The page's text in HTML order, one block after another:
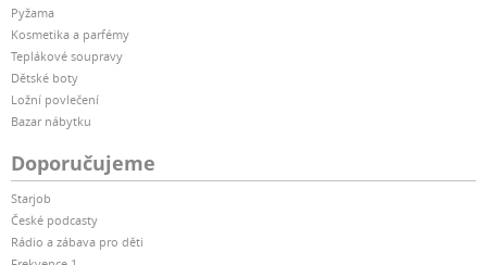
Pyžama
Kosmetika a parfémy
Teplákové soupravy
Dětské boty
Ložní povlečení
Bazar nábytku
Doporučujeme
Starjob
České podcasty
Rádio a zábava pro děti